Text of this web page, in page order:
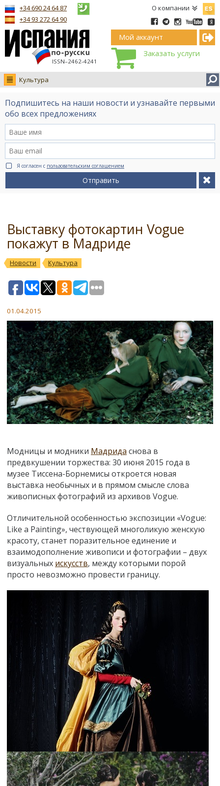
О компании
ISSN–2462-4241
+34 690 24 64 87
+34 93 272 64 90
Мой аккаунт
Заказать услуги
Культура
Новости
Интервью
Видео Ruso.TV
BCN life
Сервис на немецком
Подпишитесь на наши новости и узнавайте первыми
обо всех предложениях
Я согласен с пользовательским соглашением
Отправить
Выставку фотокартин Vogue
покажут в Мадриде
Новости Культура
01.04.2015
Модницы и модники Мадрида снова в
предвкушении торжества: 30 июня 2015 года в
музее Тиссена-Борнемисы откроется новая
выставка необычных и в прямом смысле слова
живописных фотографий из архивов Vogue.
Отличительной особенностью экспозиции «Vogue:
Like a Painting», чествующей многоликую женскую
красоту, станет поразительное единение и
взаимодополнение живописи и фотографии – двух
визуальных искусств, между которыми порой
просто невозможно провести границу.